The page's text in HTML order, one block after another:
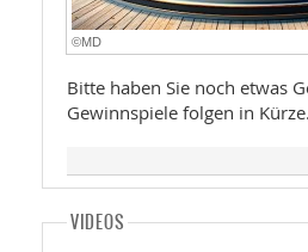
©MD
Bitte haben Sie noch etwas
Gewinnspiele folgen in Kürze.
VIDEOS